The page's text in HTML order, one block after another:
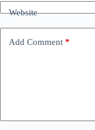
Website
Add Comment *